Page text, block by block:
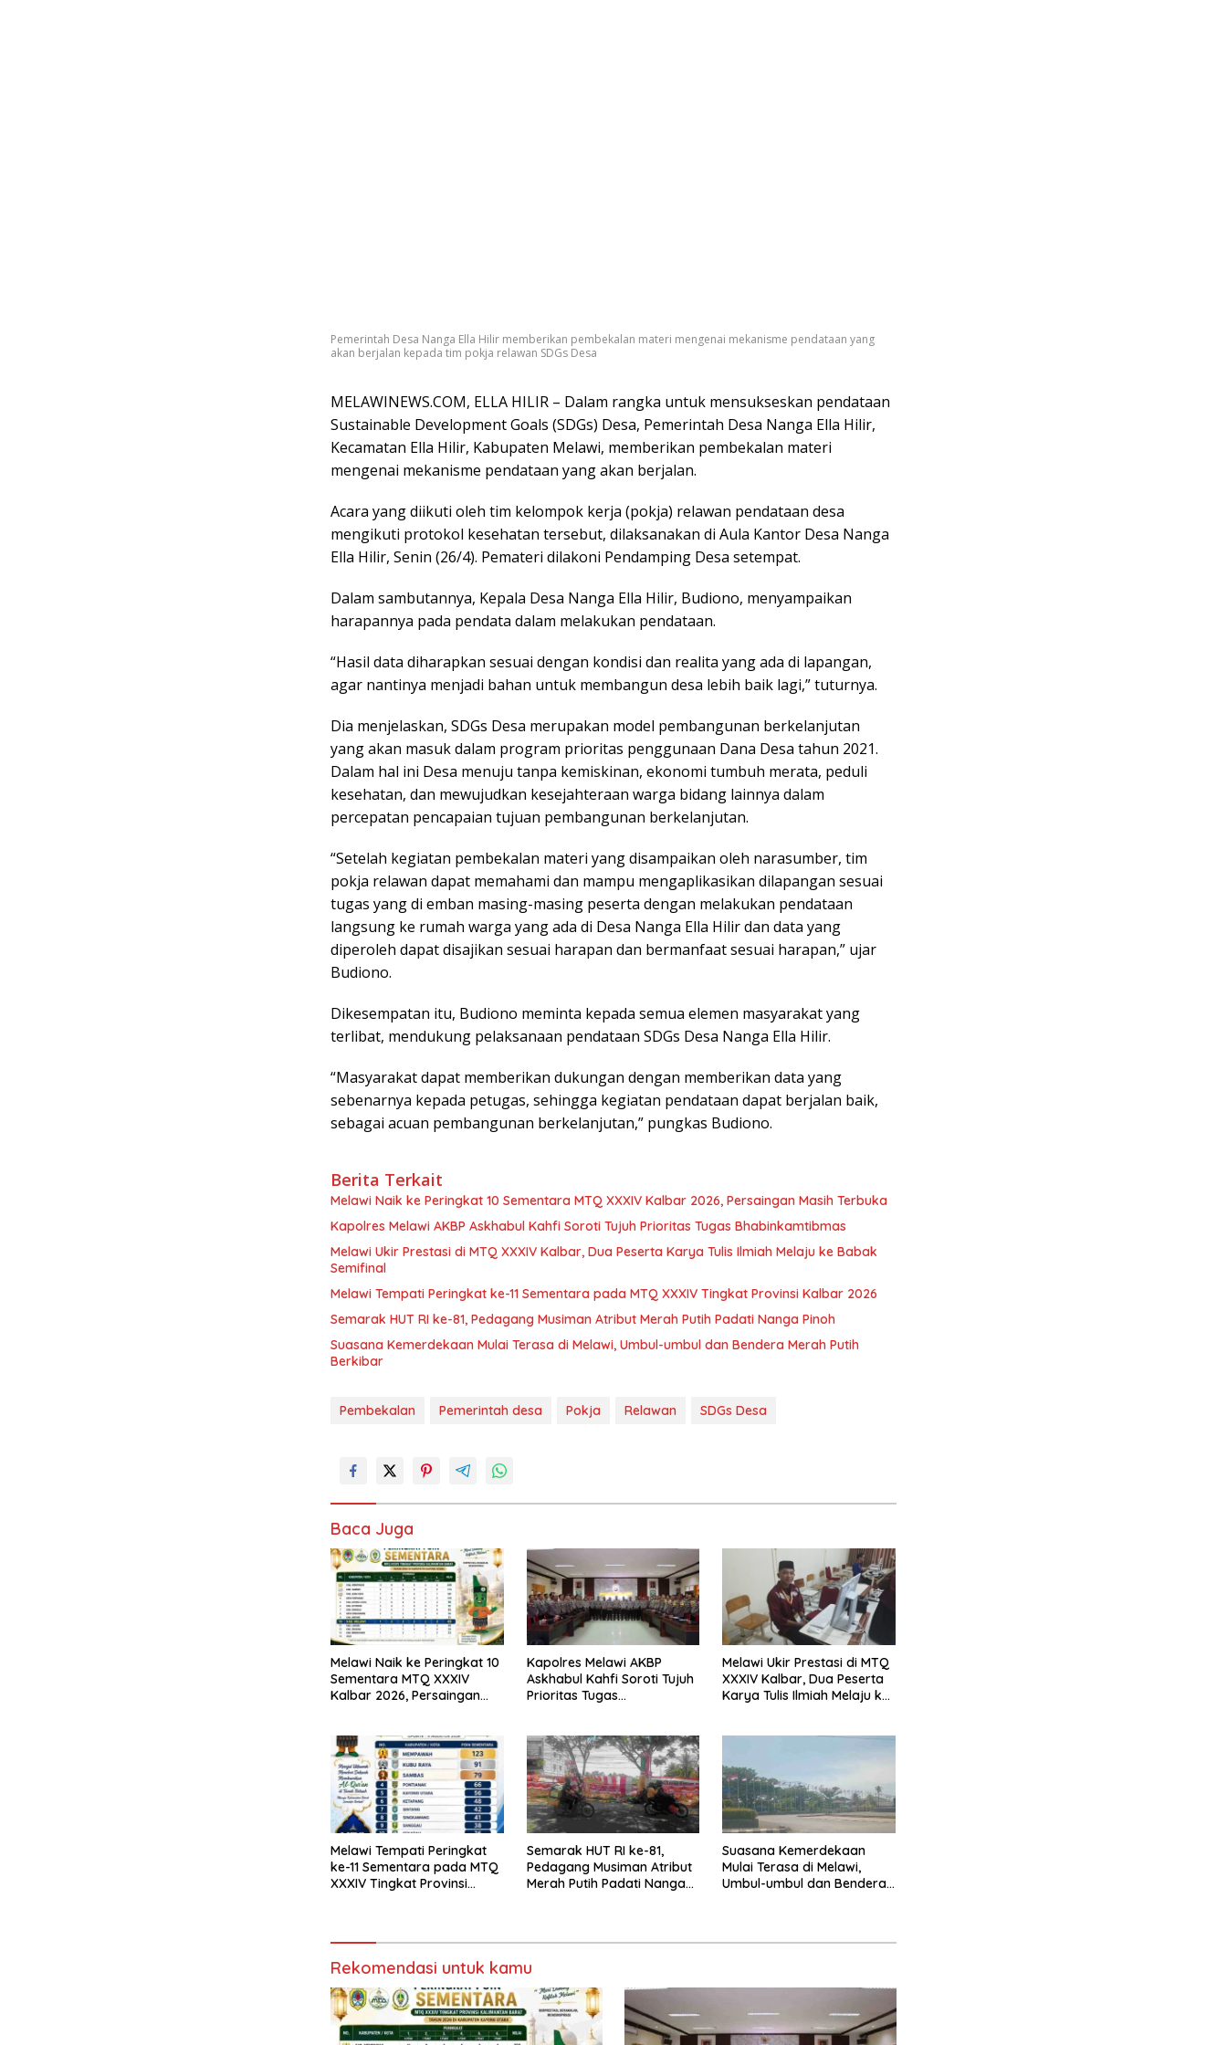
Pemerintah Desa Nanga Ella Hilir memberikan pembekalan materi mengenai mekanisme pendataan yang
akan berjalan kepada tim pokja relawan SDGs Desa
MELAWINEWS.COM, ELLA HILIR – Dalam rangka untuk mensukseskan pendataan
Sustainable Development Goals (SDGs) Desa, Pemerintah Desa Nanga Ella Hilir,
Kecamatan Ella Hilir, Kabupaten Melawi, memberikan pembekalan materi
mengenai mekanisme pendataan yang akan berjalan.
Acara yang diikuti oleh tim kelompok kerja (pokja) relawan pendataan desa
mengikuti protokol kesehatan tersebut, dilaksanakan di Aula Kantor Desa Nanga
Ella Hilir, Senin (26/4). Pemateri dilakoni Pendamping Desa setempat.
Dalam sambutannya, Kepala Desa Nanga Ella Hilir, Budiono, menyampaikan
harapannya pada pendata dalam melakukan pendataan.
“Hasil data diharapkan sesuai dengan kondisi dan realita yang ada di lapangan,
agar nantinya menjadi bahan untuk membangun desa lebih baik lagi,” tuturnya.
Dia menjelaskan, SDGs Desa merupakan model pembangunan berkelanjutan
yang akan masuk dalam program prioritas penggunaan Dana Desa tahun 2021.
Dalam hal ini Desa menuju tanpa kemiskinan, ekonomi tumbuh merata, peduli
kesehatan, dan mewujudkan kesejahteraan warga bidang lainnya dalam
percepatan pencapaian tujuan pembangunan berkelanjutan.
“Setelah kegiatan pembekalan materi yang disampaikan oleh narasumber, tim
pokja relawan dapat memahami dan mampu mengaplikasikan dilapangan sesuai
tugas yang di emban masing-masing peserta dengan melakukan pendataan
langsung ke rumah warga yang ada di Desa Nanga Ella Hilir dan data yang
diperoleh dapat disajikan sesuai harapan dan bermanfaat sesuai harapan,” ujar
Budiono.
Dikesempatan itu, Budiono meminta kepada semua elemen masyarakat yang
terlibat, mendukung pelaksanaan pendataan SDGs Desa Nanga Ella Hilir.
“Masyarakat dapat memberikan dukungan dengan memberikan data yang
sebenarnya kepada petugas, sehingga kegiatan pendataan dapat berjalan baik,
sebagai acuan pembangunan berkelanjutan,” pungkas Budiono.
Berita Terkait
Melawi Naik ke Peringkat 10 Sementara MTQ XXXIV Kalbar 2026, Persaingan Masih Terbuka
Kapolres Melawi AKBP Askhabul Kahfi Soroti Tujuh Prioritas Tugas Bhabinkamtibmas
Melawi Ukir Prestasi di MTQ XXXIV Kalbar, Dua Peserta Karya Tulis Ilmiah Melaju ke Babak
Semifinal
Melawi Tempati Peringkat ke-11 Sementara pada MTQ XXXIV Tingkat Provinsi Kalbar 2026
Semarak HUT RI ke-81, Pedagang Musiman Atribut Merah Putih Padati Nanga Pinoh
Suasana Kemerdekaan Mulai Terasa di Melawi, Umbul-umbul dan Bendera Merah Putih
Berkibar
Pembekalan Pemerintah desa Pokja Relawan SDGs Desa
Baca Juga
Melawi Naik ke Peringkat 10
Sementara MTQ XXXIV
Kalbar 2026, Persaingan
Kapolres Melawi AKBP
Askhabul Kahfi Soroti Tujuh
Prioritas Tugas
Melawi Ukir Prestasi di MTQ
XXXIV Kalbar, Dua Peserta
Karya Tulis Ilmiah Melaju ke
Melawi Tempati Peringkat
ke-11 Sementara pada MTQ
XXXIV Tingkat Provinsi
Semarak HUT RI ke-81,
Pedagang Musiman Atribut
Merah Putih Padati Nanga
Suasana Kemerdekaan
Mulai Terasa di Melawi,
Umbul-umbul dan Bendera
Rekomendasi untuk kamu